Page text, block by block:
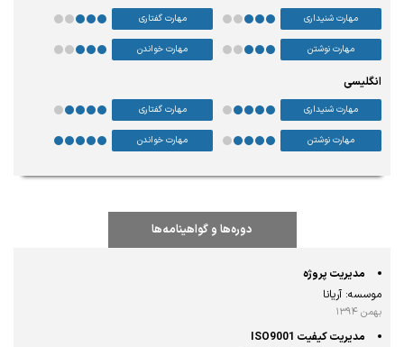
مهارت خواندن مهارت نوشتن
مهارت گفتاری مهارت شنیداری
انگلیسی
مهارت خواندن مهارت نوشتن
مهارت گفتاری مهارت شنیداری
دوره‌ها و گواهینامه‌ها
مدیریت پروژه
موسسه: آریانا
بهمن ۱۳۹۴
مدیریت کیفیت ISO9001